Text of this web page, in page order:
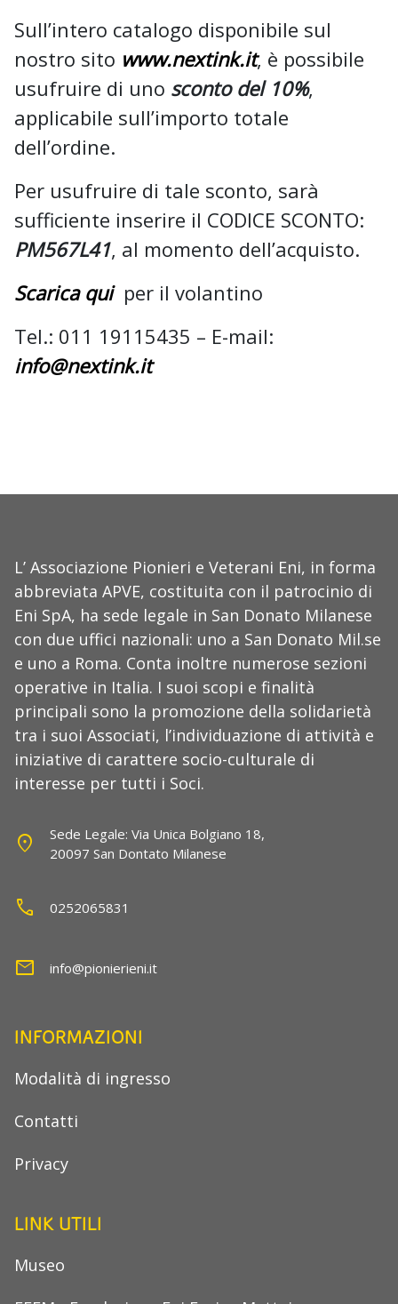
Sull’intero catalogo disponibile sul
nostro sito www.nextink.it, è possibile
usufruire di uno sconto del 10%,
applicabile sull’importo totale
dell’ordine.
Per usufruire di tale sconto, sarà
sufficiente inserire il CODICE SCONTO:
PM567L41, al momento dell’acquisto.
Scarica quiper il volantino
Tel.: 011 19115435 – E-mail:
info@nextink.it
L’ Associazione Pionieri e Veterani Eni, in forma
abbreviata APVE, costituita con il patrocinio di
Eni SpA, ha sede legale in San Donato Milanese
con due uffici nazionali: uno a San Donato Mil.se
e uno a Roma. Conta inoltre numerose sezioni
operative in Italia. I suoi scopi e finalità
principali sono la promozione della solidarietà
tra i suoi Associati, l’individuazione di attività e
iniziative di carattere socio-culturale di
interesse per tutti i Soci.
location_on
Sede Legale: Via Unica Bolgiano 18,
20097 San Dontato Milanese
call 0252065831
mail info@pionierieni.it
INFORMAZIONI
Modalità di ingresso
Contatti
Privacy
LINK UTILI
Museo